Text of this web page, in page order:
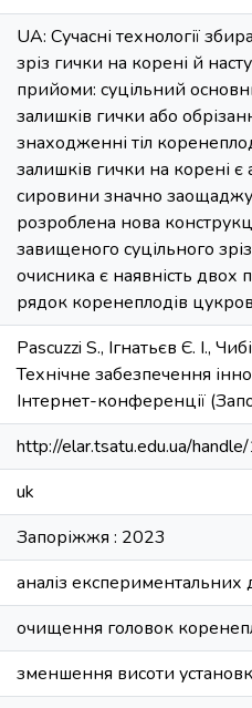
UA: Сучасні технології
зріз гички на корені й
прийоми: суцільний
залишків гички або
знаходженні тіл
залишків гички на корені
сировини значно
розроблена нова
завищеного суцільного
очисника є наявність
рядок коренеплодів
Pascuzzi S., Ігнатьєв Є. І.,
Технічне забезпечення
Інтернет-конференції
http://elar.tsatu.edu.ua/
uk
Запоріжжя : 2023
аналіз експериментальних
очищення головок
зменшення висоти